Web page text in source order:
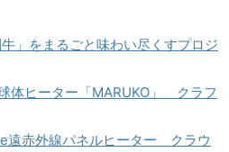
」をまるごと味わい尽くすプロジ
体ヒーター「MARUKO」 クラフ
赤外線パネルヒーター クラウ